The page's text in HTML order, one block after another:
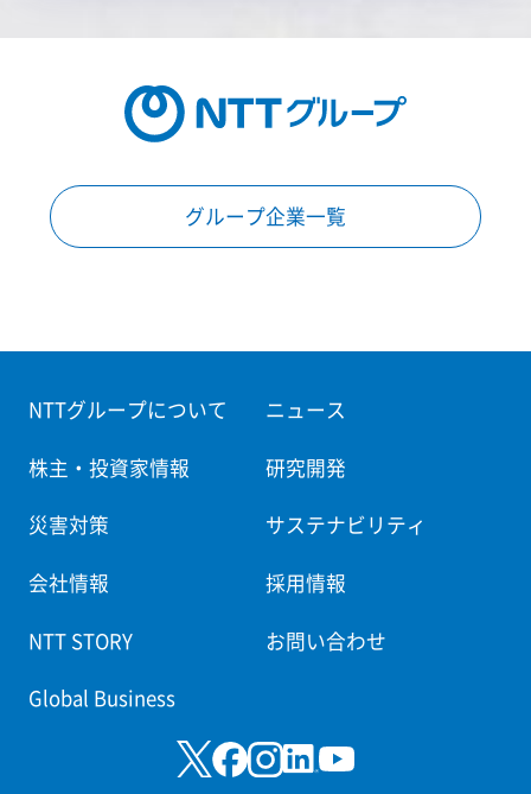
グループ企業一覧
NTTグループについて ニュース
株主・投資家情報 研究開発
災害対策 サステナビリティ
会社情報 採用情報
NTT STORY お問い合わせ
Global Business